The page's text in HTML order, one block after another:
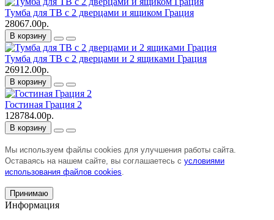
Тумба для ТВ с 2 дверцами и ящиком Грация
28067.00р.
В корзину
Тумба для ТВ с 2 дверцами и 2 ящиками Грация
26912.00р.
В корзину
Гостиная Грация 2
128784.00р.
В корзину
Мы используем файлы cookies для улучшения работы сайта.
Оставаясь на нашем сайте, вы соглашаетесь с условиями
использования файлов cookies.
Принимаю
Информация